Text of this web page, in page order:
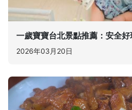
一歲寶寶台北景點推薦：安全
2026年03月20日